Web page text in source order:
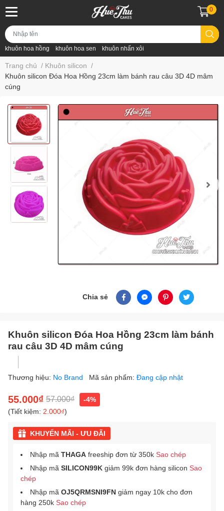
khuôn hoa hồng khuôn hoa sen khuôn nhấn xôi
0
Trang chủ / Khuôn silicon /
Khuôn silicon Đóa Hoa Hồng 23cm làm bánh rau câu 3D 4D mâm
cúng
Chia sẻ
Khuôn silicon Đóa Hoa Hồng 23cm làm bánh
rau câu 3D 4D mâm cúng
Thương hiệu: No Brand Mã sản phẩm: Đang cập nhật
55.000₫ 57.000₫
-4%
(Tiết kiệm: 2.000₫)
KHUYẾN MÃI - ƯU ĐÃI
Nhập mã THAGA freeship đơn từ 350k Sao chép
Nhập mã SILICON99K giảm 99k đơn hàng silicon Sao
chép
Nhập mã OJ5QRMSNI9FN giảm ngay 10k cho đơn
hàng 250k Sao chép